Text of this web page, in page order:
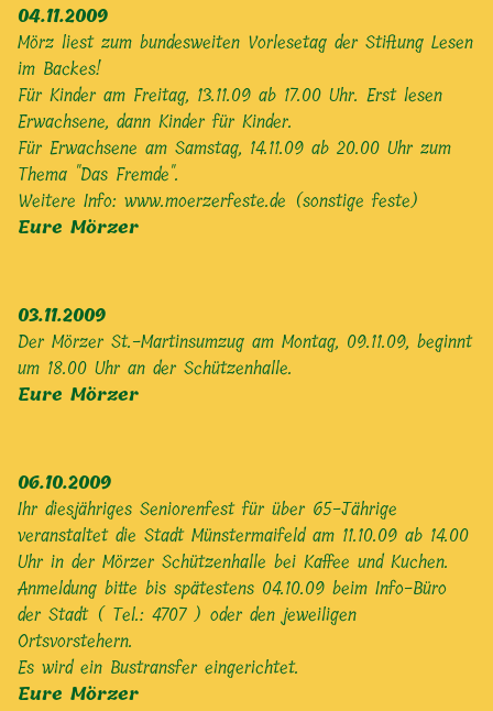
04.11.2009
Mörz liest zum bundesweiten Vorlesetag der Stiftung Lesen
im Backes!
Für Kinder am Freitag, 13.11.09 ab 17.00 Uhr. Erst lesen
Erwachsene, dann Kinder für Kinder.
Für Erwachsene am Samstag, 14.11.09 ab 20.00 Uhr zum
Thema "Das Fremde".
Weitere Info: www.moerzerfeste.de (sonstige feste)
Eure Mörzer
03.11.2009
Der Mörzer St.-Martinsumzug am Montag, 09.11.09, beginnt
um 18.00 Uhr an der Schützenhalle.
Eure Mörzer
06.10.2009
Ihr diesjähriges Seniorenfest für über 65-Jährige
veranstaltet die Stadt Münstermaifeld am 11.10.09 ab 14.00
Uhr in der Mörzer Schützenhalle bei Kaffee und Kuchen.
Anmeldung bitte bis spätestens 04.10.09 beim Info-Büro
der Stadt ( Tel.: 4707 ) oder den jeweiligen
Ortsvorstehern.
Es wird ein Bustransfer eingerichtet.
Eure Mörzer